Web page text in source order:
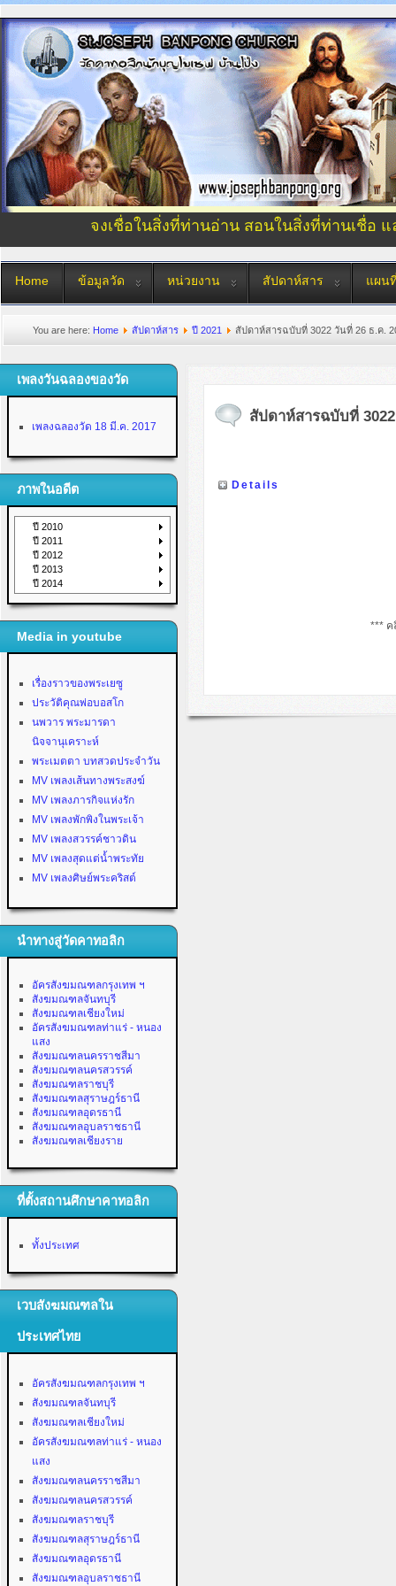
จงเชื่อในสิ่งที่ท่านอ่าน สอนในสิ่งที่ท่านเชื่อ
Home ข้อมูลวัด หน่วยงาน สัปดาห์สาร แผน
You are here: Home สัปดาห์สาร ปี 2021 สัปดาห์สารฉบับที่ 3022 วันที่ 26 ธ.ค.
เพลงวันฉลองของวัด
เพลงฉลองวัด 18 มี.ค. 2017
ภาพในอดีต
ปี 2010
ปี 2011
ปี 2012
ปี 2013
ปี 2014
Media in youtube
เรื่องราวของพระเยซู
ประวัติคุณพ่อบอสโก
นพวาร พระมารดา
นิจจานุเคราะห์
พระเมตตา บทสวดประจำวัน
MV เพลงเส้นทางพระสงฆ์
MV เพลงภารกิจแห่งรัก
MV เพลงพักพิงในพระเจ้า
MV เพลงสวรรค์ชาวดิน
MV เพลงสุดแต่น้ำพระทัย
MV เพลงศิษย์พระคริสต์
นำทางสู่วัดคาทอลิก
อัครสังฆมณฑลกรุงเทพ ฯ
สังฆมณฑลจันทบุรี
สังฆมณฑลเชียงใหม่
อัครสังฆมณฑลท่าแร่ - หนอง
แสง
สังฆมณฑลนครราชสีมา
สังฆมณฑลนครสวรรค์
สังฆมณฑลราชบุรี
สังฆมณฑลสุราษฎร์ธานี
สังฆมณฑลอุดรธานี
สังฆมณฑลอุบลราชธานี
สังฆมณฑลเชียงราย
ที่ตั้งสถานศึกษาคาทอลิก
ทั้งประเทศ
เวบสังฆมณฑลใน
ประเทศไทย
อัครสังฆมณฑลกรุงเทพ ฯ
สังฆมณฑลจันทบุรี
สังฆมณฑลเชียงใหม่
อัครสังฆมณฑลท่าแร่ - หนอง
แสง
สังฆมณฑลนครราชสีมา
สังฆมณฑลนครสวรรค์
สังฆมณฑลราชบุรี
สังฆมณฑลสุราษฎร์ธานี
สังฆมณฑลอุดรธานี
สังฆมณฑลอุบลราชธานี
สัปดาห์สารฉบับที่
Details
*** ค